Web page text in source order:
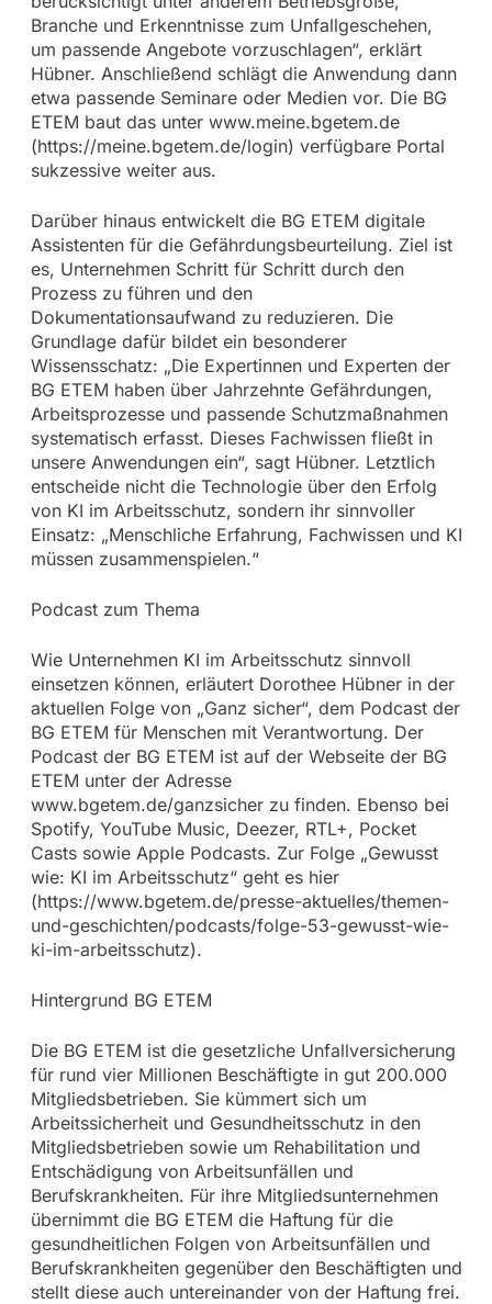
Branche und Erkenntnisse zum Unfallgeschehen,
um passende Angebote vorzuschlagen“, erklärt
Hübner. Anschließend schlägt die Anwendung dann
etwa passende Seminare oder Medien vor. Die BG
ETEM baut das unter www.meine.bgetem.de
(https://meine.bgetem.de/login) verfügbare Portal
sukzessive weiter aus.
Darüber hinaus entwickelt die BG ETEM digitale
Assistenten für die Gefährdungsbeurteilung. Ziel ist
es, Unternehmen Schritt für Schritt durch den
Prozess zu führen und den
Dokumentationsaufwand zu reduzieren. Die
Grundlage dafür bildet ein besonderer
Wissensschatz: „Die Expertinnen und Experten der
BG ETEM haben über Jahrzehnte Gefährdungen,
Arbeitsprozesse und passende Schutzmaßnahmen
systematisch erfasst. Dieses Fachwissen fließt in
unsere Anwendungen ein“, sagt Hübner. Letztlich
entscheide nicht die Technologie über den Erfolg
von KI im Arbeitsschutz, sondern ihr sinnvoller
Einsatz: „Menschliche Erfahrung, Fachwissen und KI
müssen zusammenspielen.“
Podcast zum Thema
Wie Unternehmen KI im Arbeitsschutz sinnvoll
einsetzen können, erläutert Dorothee Hübner in der
aktuellen Folge von „Ganz sicher“, dem Podcast der
BG ETEM für Menschen mit Verantwortung. Der
Podcast der BG ETEM ist auf der Webseite der BG
ETEM unter der Adresse
www.bgetem.de/ganzsicher zu finden. Ebenso bei
Spotify, YouTube Music, Deezer, RTL+, Pocket
Casts sowie Apple Podcasts. Zur Folge „Gewusst
wie: KI im Arbeitsschutz“ geht es hier
(https://www.bgetem.de/presse-aktuelles/themen-
und-geschichten/podcasts/folge-53-gewusst-wie-
ki-im-arbeitsschutz).
Hintergrund BG ETEM
Die BG ETEM ist die gesetzliche Unfallversicherung
für rund vier Millionen Beschäftigte in gut 200.000
Mitgliedsbetrieben. Sie kümmert sich um
Arbeitssicherheit und Gesundheitsschutz in den
Mitgliedsbetrieben sowie um Rehabilitation und
Entschädigung von Arbeitsunfällen und
Berufskrankheiten. Für ihre Mitgliedsunternehmen
übernimmt die BG ETEM die Haftung für die
gesundheitlichen Folgen von Arbeitsunfällen und
Berufskrankheiten gegenüber den Beschäftigten und
stellt diese auch untereinander von der Haftung frei.